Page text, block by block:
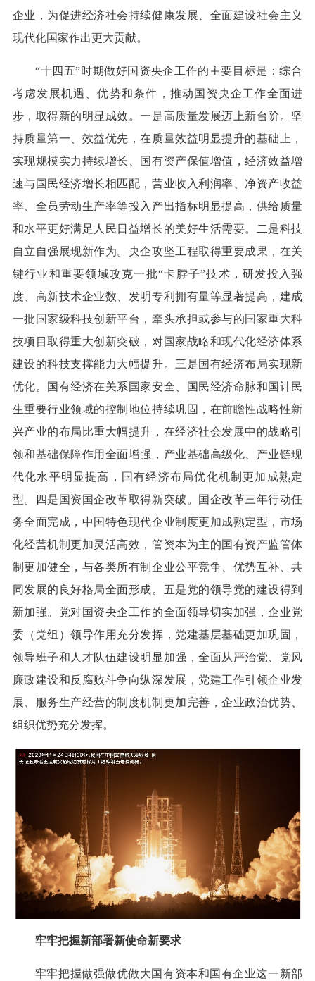
企业，为促进经济社会持续健康发展、全面建设社会主义
现代化国家作出更大贡献。
“十四五”时期做好国资央企工作的主要目标是：综合
考虑发展机遇、优势和条件，推动国资央企工作全面进
步，取得新的明显成效。一是高质量发展迈上新台阶。坚
持质量第一、效益优先，在质量效益明显提升的基础上，
实现规模实力持续增长、国有资产保值增值，经济效益增
速与国民经济增长相匹配，营业收入利润率、净资产收益
率、全员劳动生产率等投入产出指标明显提高，供给质量
和水平更好满足人民日益增长的美好生活需要。二是科技
自立自强展现新作为。央企攻坚工程取得重要成果，在关
键行业和重要领域攻克一批“卡脖子”技术，研发投入强
度、高新技术企业数、发明专利拥有量等显著提高，建成
一批国家级科技创新平台，牵头承担或参与的国家重大科
技项目取得重大创新突破，对国家战略和现代化经济体系
建设的科技支撑能力大幅提升。三是国有经济布局实现新
优化。国有经济在关系国家安全、国民经济命脉和国计民
生重要行业领域的控制地位持续巩固，在前瞻性战略性新
兴产业的布局比重大幅提升，在经济社会发展中的战略引
领和基础保障作用全面增强，产业基础高级化、产业链现
代化水平明显提高，国有经济布局优化机制更加成熟定
型。四是国资国企改革取得新突破。国企改革三年行动任
务全面完成，中国特色现代企业制度更加成熟定型，市场
化经营机制更加灵活高效，管资本为主的国有资产监管体
制更加健全，与各类所有制企业公平竞争、优势互补、共
同发展的良好格局全面形成。五是党的领导党的建设得到
新加强。党对国资央企工作的全面领导切实加强，企业党
委（党组）领导作用充分发挥，党建基层基础更加巩固，
领导班子和人才队伍建设明显加强，全面从严治党、党风
廉政建设和反腐败斗争向纵深发展，党建工作引领企业发
展、服务生产经营的制度机制更加完善，企业政治优势、
组织优势充分发挥。
牢牢把握新部署新使命新要求
牢牢把握做强做优做大国有资本和国有企业这一新部